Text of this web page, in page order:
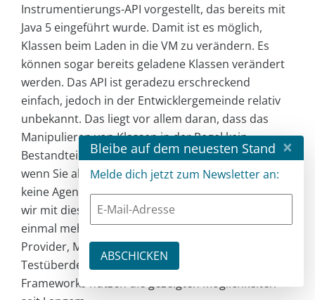
Instrumentierungs-API vorgestellt, das bereits mit
Java 5 eingeführt wurde. Damit ist es möglich,
Klassen beim Laden in die VM zu verändern. Es
können sogar bereits geladene Klassen verändert
werden. Das API ist geradezu erschreckend
einfach, jedoch in der Entwicklergemeinde relativ
unbekannt. Das liegt vor allem daran, dass das
Manipulieren von Klassen in der Regel kein
Bestandteil fachlicher Anforderungen ist. Auch
wenn Sie als Anwendungsentwickler in der Zukunft
keine Agenten realisieren werden, hoffen wir, dass
wir mit diesem Artikel dazu beitragen konnten,
einmal mehr zu zeigen, wie mächtig Java ist. JPA-
Provider, Monitoring- und
Testüberdeckungswerkzeuge sowie viele andere
Frameworks nutzen die gezeigten Möglichkeiten
Bleibe auf dem neuesten Stand ×
Melde dich jetzt zum Newsletter an: